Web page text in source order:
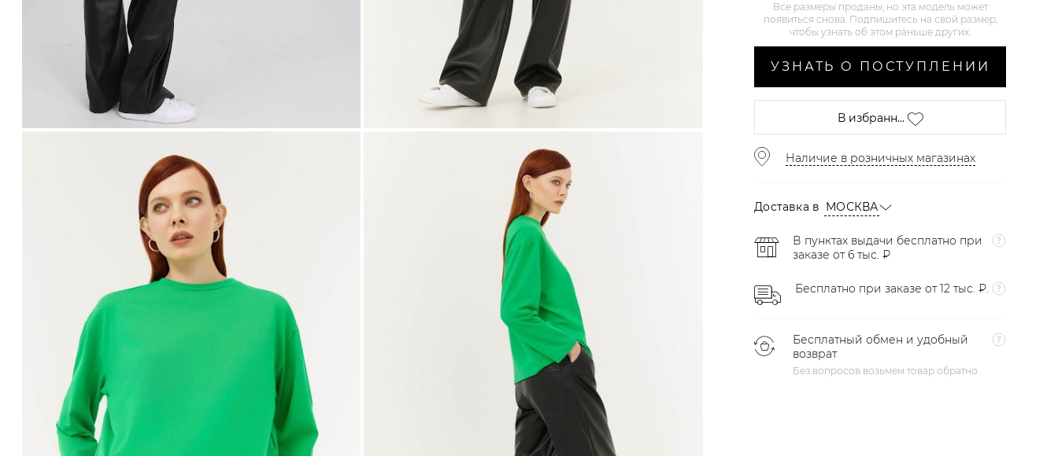
Все размеры проданы, но эта модель может
появиться снова. Подпишитесь на свой размер,
чтобы узнать об этом раньше других.
УЗНАТЬ О ПОСТУПЛЕНИИ
В избранн...
Наличие в розничных магазинах
Доставка в МОСКВА
В пунктах выдачи бесплатно при
заказе от 6 тыс. ₽
Бесплатно при заказе от 12 тыс. ₽.
Бесплатный обмен и удобный
возврат
Без вопросов возьмем товар обратно